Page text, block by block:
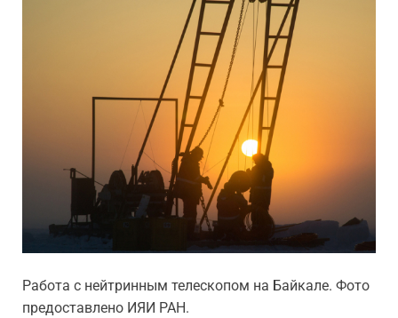
Работа с нейтринным телескопом на Байкале. Фото
предоставлено ИЯИ РАН.